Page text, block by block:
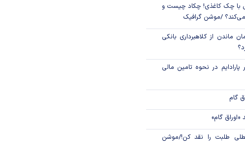
با چک کاغذی! چکاد چیست و
/موشن گرافیک
ماندن از کلاهبرداری بانکی
پارادایم در نحوه تامین مالی
گام
گام»
طلبت را نقد کن!/موشن